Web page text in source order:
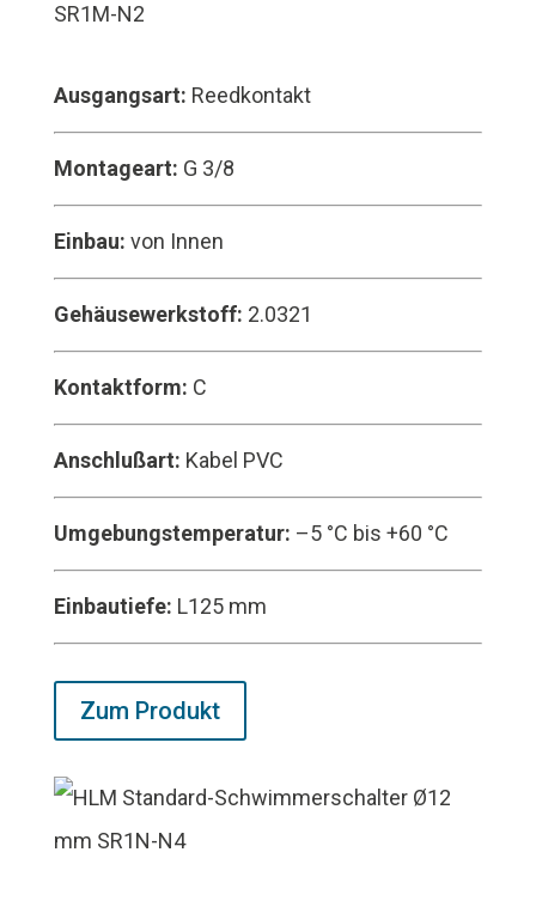
SR1M-N2
Ausgangsart: Reedkontakt
Montageart: G 3/8
Einbau: von Innen
Gehäusewerkstoff: 2.0321
Kontaktform: C
Anschlußart: Kabel PVC
Umgebungstemperatur: –5 °C bis +60 °C
Einbautiefe: L125 mm
Zum Produkt